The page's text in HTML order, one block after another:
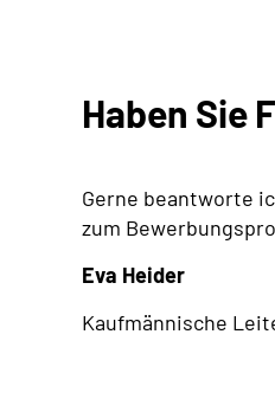
Haben Sie
Gerne beantworte
zum
Eva Heider
Kaufmännische